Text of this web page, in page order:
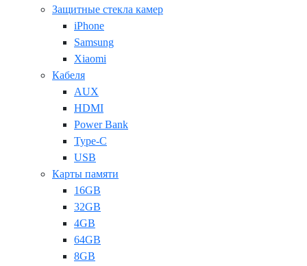
Защитные стекла камер
iPhone
Samsung
Xiaomi
Кабеля
AUX
HDMI
Power Bank
Type-C
USB
Карты памяти
16GB
32GB
4GB
64GB
8GB